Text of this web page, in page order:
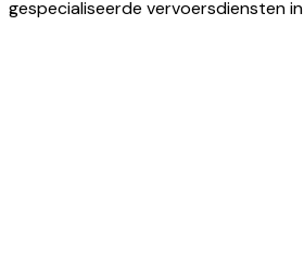
gespecialiseerde vervoersdiensten